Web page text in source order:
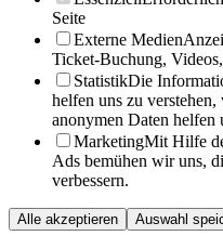
Seite
Externe Medien
Ticket-Buchung,
StatistikDie
helfen uns zu
anonymen Daten helfen
MarketingMit Hilfe
Ads bemühen wir uns,
verbessern.
Alle akzeptieren Auswahl